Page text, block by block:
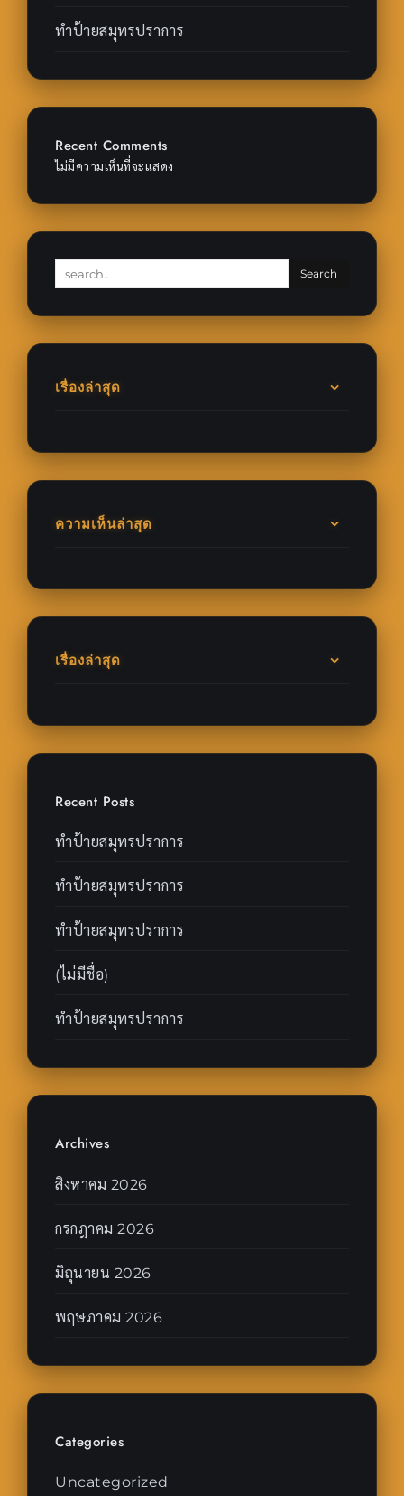
ทำป้ายสมุทรปราการ
Recent Comments
ไม่มีความเห็นที่จะแสดง
เรื่องล่าสุด
ความเห็นล่าสุด
เรื่องล่าสุด
Recent Posts
ทำป้ายสมุทรปราการ
ทำป้ายสมุทรปราการ
ทำป้ายสมุทรปราการ
(ไม่มีชื่อ)
ทำป้ายสมุทรปราการ
Archives
สิงหาคม 2026
กรกฎาคม 2026
มิถุนายน 2026
พฤษภาคม 2026
Categories
Uncategorized